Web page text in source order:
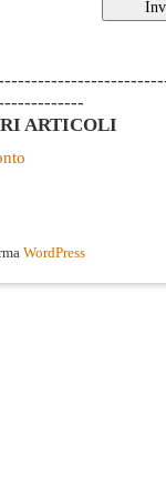
ARTICOLI
WordPress